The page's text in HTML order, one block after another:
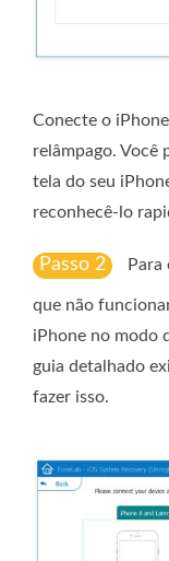
Conecte o
relâmpago. Você
tela do seu
reconhecê-lo
Passo 2
que não
iPhone no modo
guia detalhado
fazer isso.